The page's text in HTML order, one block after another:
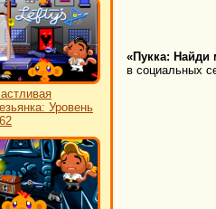
Уровень
«Пукка: Найди
в социальных